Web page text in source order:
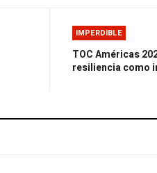
IMPERDIBLE
TOC Américas
resiliencia como